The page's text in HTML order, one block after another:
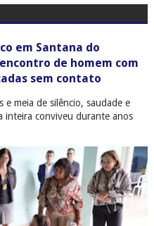
em Santana do
de homem com
sem contato
e meia de silêncio, saudade e
inteira conviveu durante anos